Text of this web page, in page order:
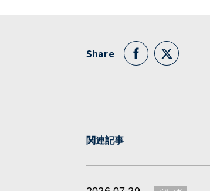
Share
関連記事